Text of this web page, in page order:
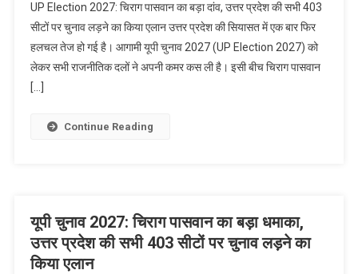
Election
2027:
चिराग
पासवान
दांव,
403
सीटों
पर
UP Election 2027: चिराग पासवान का बड़ा दांव, उत्तर प्रदेश की सभी 403
सीटों पर चुनाव लड़ने का किया एलान उत्तर प्रदेश की सियासत में एक बार फिर
हलचल तेज हो गई है। आगामी यूपी चुनाव 2027 (UP Election 2027) को
लेकर सभी राजनीतिक दलों ने अपनी कमर कस ली है। इसी बीच चिराग पासवान
[…]
Continue Reading
यूपी चुनाव 2027: चिराग पासवान का बड़ा धमाका,
उत्तर प्रदेश की सभी 403 सीटों पर चुनाव लड़ने का
किया एलान